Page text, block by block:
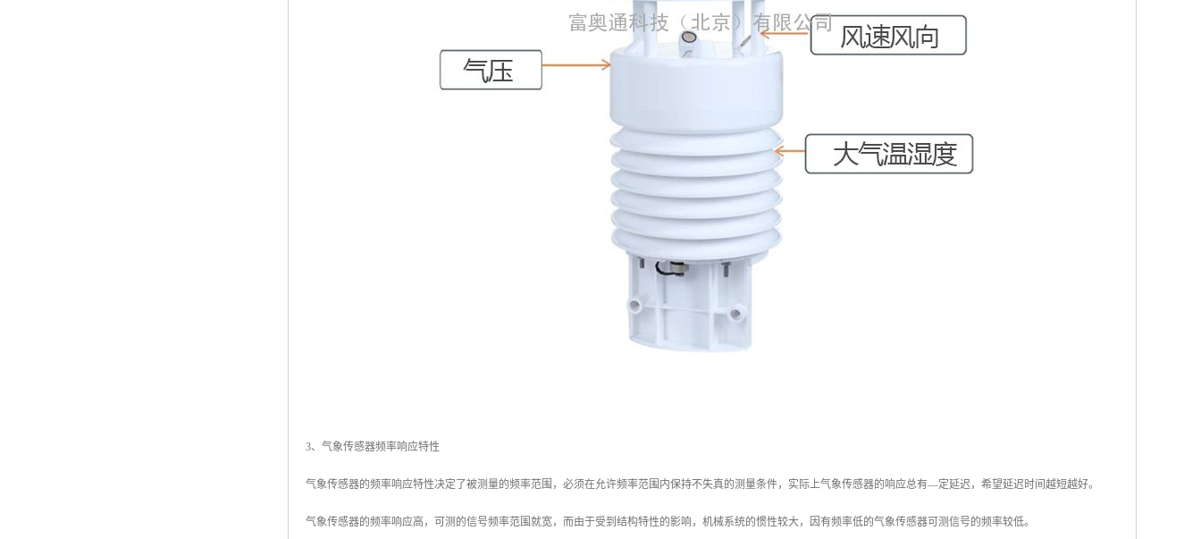
3、气象传感器频率响应特性
气象传感器的频率响应特性决定了被测量的频率范围，必须在允许频率范围内保持不失真的测量条件，实际上气象传感器的响应总有—定延迟，希望延迟时间越短越好。
气象传感器的频率响应高，可测的信号频率范围就宽，而由于受到结构特性的影响，机械系统的惯性较大，因有频率低的气象传感器可测信号的频率较低。